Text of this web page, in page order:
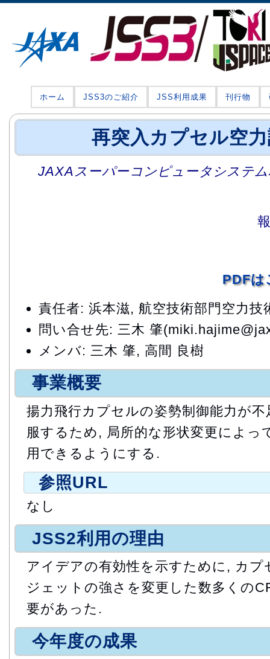
ホーム JSS3のご紹介 JSS利用成果 刊行物
再突入カプセル空
JAXAスーパーコンピュータシステ
PDFは
責任者: 浜本滋, 航空技術部門空力技
問い合せ先: 三木 肇
メンバ: 三木 肇, 高間 良樹
事業概要
揚力飛行カプセルの姿勢制御能力が
服するため, 局所的な形状変更によっ
用できるようにする.
参照URL
なし
JSS2利用の理由
アイデアの有効性を示すために, カプ
ジェットの強さを変更した数多くの
要があった.
今年度の成果